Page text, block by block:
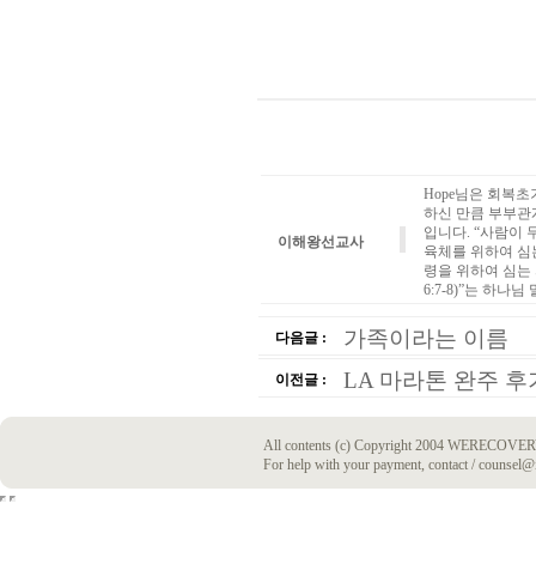
이해왕선교사
Hope님은 회복
하신 만큼 부부관
입니다. “사람이
육체를 위하여
령을 위하여 심
6:7-8)”는 하나님
다음글 : 가족이라는 이름
이전글 : LA 마라톤 완주 후
All contents (c) Copyright 2004
For help with your payment, contact /